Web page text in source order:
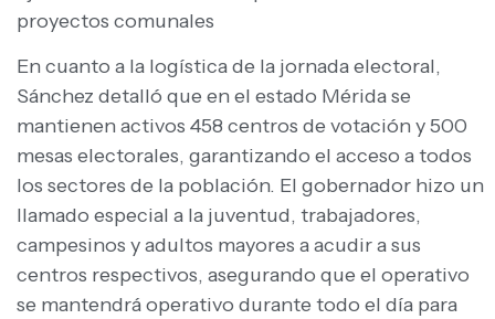
proyectos comunales
En cuanto a la logística de la jornada electoral,
Sánchez detalló que en el estado Mérida se
mantienen activos 458 centros de votación y 500
mesas electorales, garantizando el acceso a todos
los sectores de la población. El gobernador hizo un
llamado especial a la juventud, trabajadores,
campesinos y adultos mayores a acudir a sus
centros respectivos, asegurando que el operativo
se mantendrá operativo durante todo el día para